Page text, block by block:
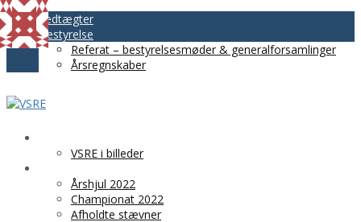
Vedtægter
Bestyrelse
Referat – bestyrelsesmøder & generalforsamlinger
Årsregnskaber
VSRE i billeder
Årshjul 2022
Championat 2022
Afholdte stævner